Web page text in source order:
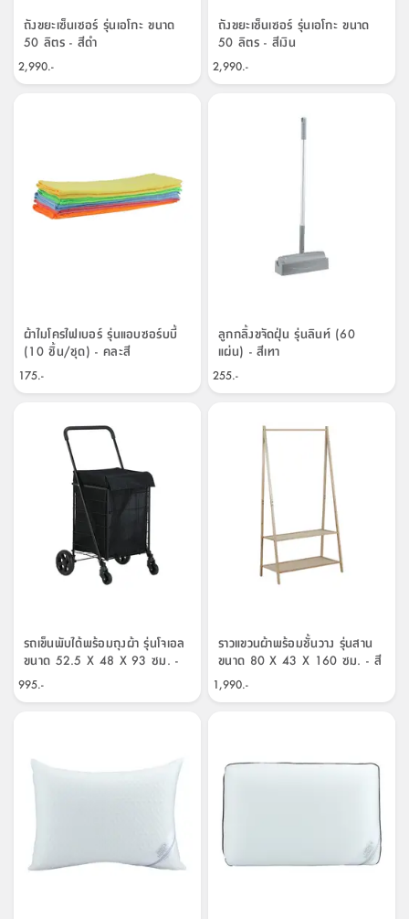
ถังขยะเซ็นเซอร์ รุ่นเอโกะ ขนาด
50 ลิตร - สีดำ
2,990.-
ถังขยะเซ็นเซอร์ รุ่นเอโกะ ขนาด
50 ลิตร - สีเงิน
2,990.-
ผ้าไมโครไฟเบอร์ รุ่นแอบซอร์บบี้
(10 ชิ้น/ชุด) - คละสี
175.-
ลูกกลิ้งขจัดฝุ่น รุ่นลินท์ (60
แผ่น) - สีเทา
255.-
รถเข็นพับได้พร้อมถุงผ้า รุ่นโจเอล
ขนาด 52.5 X 48 X 93 ซม. -
สีดำ
995.-
ราวแขวนผ้าพร้อมชั้นวาง รุ่นสาน
ขนาด 80 X 43 X 160 ซม. - สี
ธรรมชาติ
1,990.-